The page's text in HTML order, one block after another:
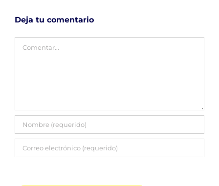
Deja tu comentario
Comentar